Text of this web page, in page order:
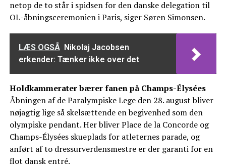
netop de to står i spidsen for den danske delegation til
OL-åbningsceremonien i Paris, siger Søren Simonsen.
LÆS OGSÅ Nikolaj Jacobsen
erkender: Tænker ikke over det
Holdkammerater bærer fanen på Champs-Élysées
Åbningen af de Paralympiske Lege den 28. august bliver
nøjagtig lige så skelsættende en begivenhed som den
olympiske pendant. Her bliver Place de la Concorde og
Champs-Élysées skueplads for atleternes parade, og
anført af to dressurverdensmestre er der garanti for en
flot dansk entré.